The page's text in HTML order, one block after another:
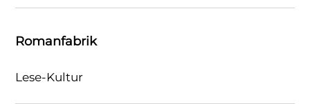
Romanfabrik
Lese-Kultur